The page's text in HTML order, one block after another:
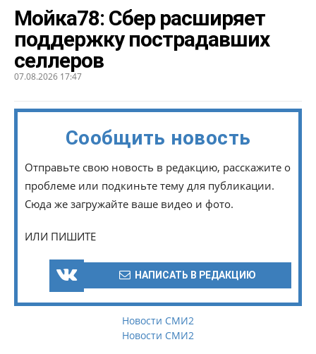
Мойка78: Сбер расширяет
поддержку пострадавших
селлеров
07.08.2026 17:47
Сообщить новость
Отправьте свою новость в редакцию, расскажите о
проблеме или подкиньте тему для публикации.
Сюда же загружайте ваше видео и фото.
ИЛИ ПИШИТЕ
НАПИСАТЬ В РЕДАКЦИЮ
Новости СМИ2
Новости СМИ2